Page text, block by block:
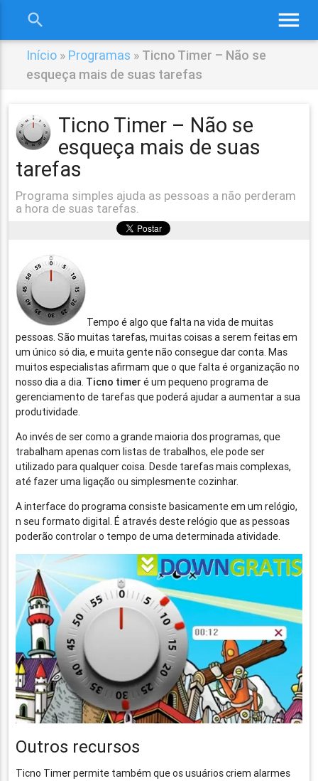
menu
search
Início » Programas » Ticno Timer – Não se
esqueça mais de suas tarefas
Ticno Timer – Não se
esqueça mais de suas
tarefas
Programa simples ajuda as pessoas a não perderam
a hora de suas tarefas.
Tempo é algo que falta na vida de muitas
pessoas. São muitas tarefas, muitas coisas a serem feitas em
um único só dia, e muita gente não consegue dar conta. Mas
muitos especialistas afirmam que o que falta é organização no
nosso dia a dia. Ticno timer é um pequeno programa de
gerenciamento de tarefas que poderá ajudar a aumentar a sua
produtividade.
Ao invés de ser como a grande maioria dos programas, que
trabalham apenas com listas de trabalhos, ele pode ser
utilizado para qualquer coisa. Desde tarefas mais complexas,
até fazer uma ligação ou simplesmente cozinhar.
A interface do programa consiste basicamente em um relógio,
n seu formato digital. É através deste relógio que as pessoas
poderão controlar o tempo de uma determinada atividade.
Outros recursos
Ticno Timer permite também que os usuários criem alarmes